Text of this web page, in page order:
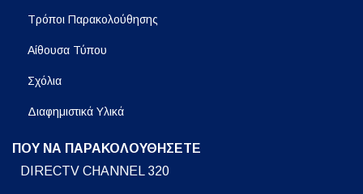
Τρόποι Παρακολούθησης
Αίθουσα Τύπου
Σχόλια
Διαφημιστικά Υλικά
ΠΟΥ ΝΑ ΠΑΡΑΚΟΛΟΥΘΗΣΕΤΕ
DIRECTV CHANNEL 320